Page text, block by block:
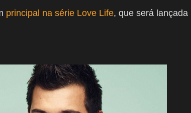
principal na série Love Life, que será lançada